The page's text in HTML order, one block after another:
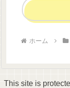
ホーム
This site is